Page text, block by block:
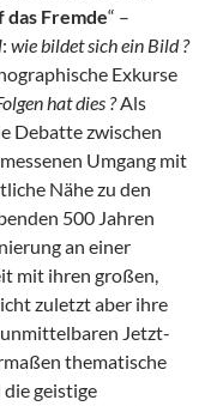
das Fremde“ –
: wie bildet sich ein Bild ?
Exkurse
hat dies ?Als
Debatte zwischen
Umgang mit
Nähe zu den
500 Jahren
an einer
mit ihren großen,
zuletzt aber ihre
Jetzt-
thematische
geistige